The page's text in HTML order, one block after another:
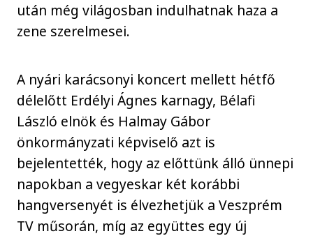
után még világosban indulhatnak haza a
zene szerelmesei.
A nyári karácsonyi koncert mellett hétfő
délelőtt Erdélyi Ágnes karnagy, Bélafi
László elnök és Halmay Gábor
önkormányzati képviselő azt is
bejelentették, hogy az előttünk álló ünnepi
napokban a vegyeskar két korábbi
hangversenyét is élvezhetjük a Veszprém
TV műsorán, míg az együttes egy új